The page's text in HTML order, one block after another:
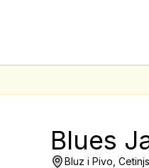
Blues
Bluz i Pivo,